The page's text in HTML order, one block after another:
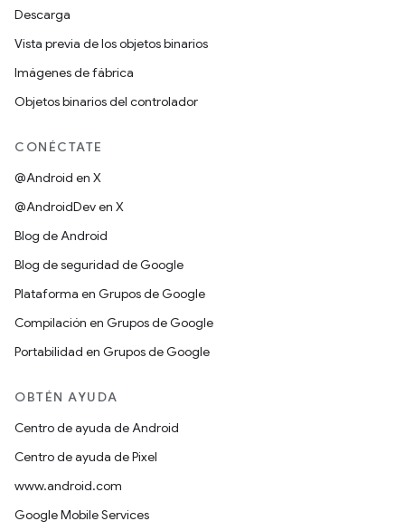
Descarga
Vista previa de los objetos binarios
Imágenes de fábrica
Objetos binarios del controlador
CONÉCTATE
@Android en X
@AndroidDev en X
Blog de Android
Blog de seguridad de Google
Plataforma en Grupos de Google
Compilación en Grupos de Google
Portabilidad en Grupos de Google
OBTÉN AYUDA
Centro de ayuda de Android
Centro de ayuda de Pixel
www.android.com
Google Mobile Services